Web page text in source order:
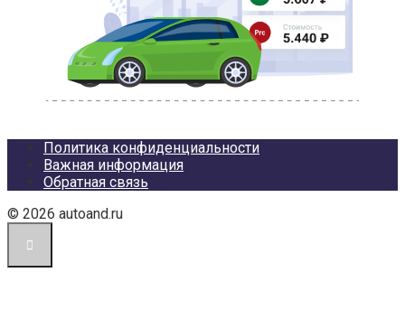
Политика конфиденциальности
Важная информация
Обратная связь
© 2026 autoand.ru